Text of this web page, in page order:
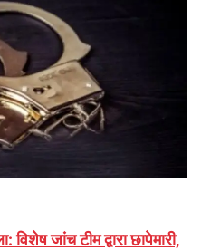
जांच टीम द्वारा छापेमारी,